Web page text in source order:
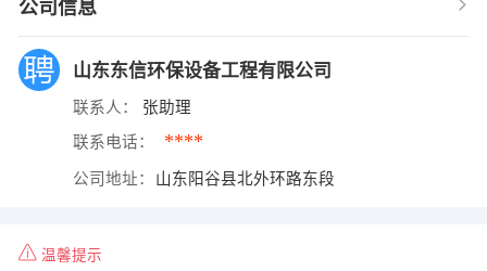
公司信息
山东东信环保设备工程有限公司
联系人： 张助理
联系电话： ****
公司地址： 山东阳谷县北外环路东段
温馨提示